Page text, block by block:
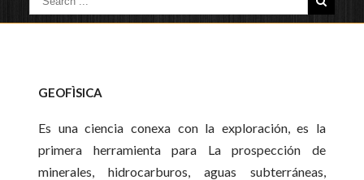
GEOFÌSICA
Es una ciencia conexa con la exploración, es la
primera herramienta para La prospección de
minerales, hidrocarburos, aguas subterráneas,